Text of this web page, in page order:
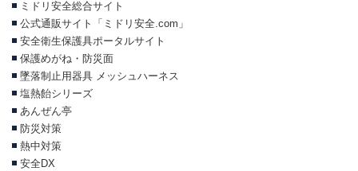
ミドリ安全総合サイト
公式通販サイト「ミドリ安全.com」
安全衛生保護具ポータルサイト
保護めがね・防災面
墜落制止用器具 メッシュハーネス
塩熱飴シリーズ
あんぜん亭
防災対策
熱中対策
安全DX